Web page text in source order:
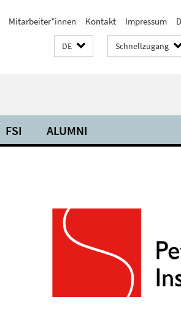
Mitarbeiter*innen Kontakt Impressum
DE Schnellzugang
FSI ALUMNI